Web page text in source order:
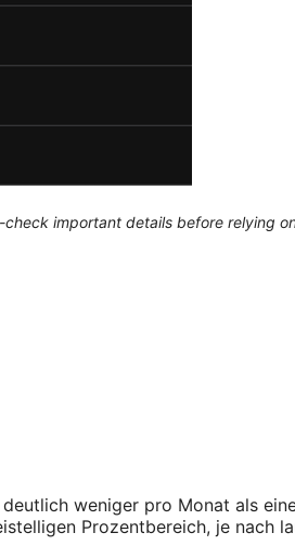
important details before relying
weniger pro Monat als
Prozentbereich, je nach